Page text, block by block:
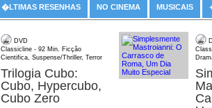
�LTIMAS RESENHAS NO CINEMA MUSICAIS
DVD
Classicline - 92 Min. Ficção
Cientifica, Suspense/Thriller, Terror
Trilogia Cubo:
Cubo, Hypercubo,
Cubo Zero